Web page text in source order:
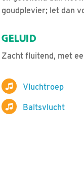
goudplevier; let dan
GELUID
Zacht fluitend, met
Vluchtroep
Baltsvlucht